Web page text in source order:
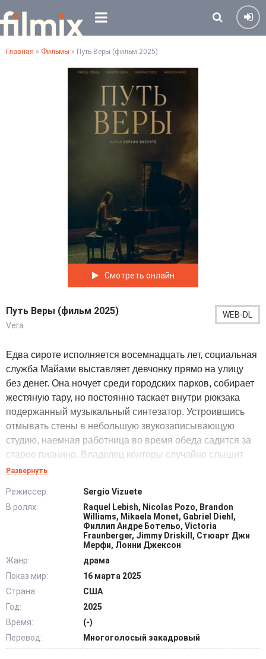
Главная » Фильмы » Путь Веры (фильм 2025)
Смотреть онлайн
Путь Веры (фильм 2025)
Vera
WEB-DL
Едва сироте исполняется восемнадцать лет, социальная
служба Майами выставляет девчонку прямо на улицу
без денег. Она ночует среди городских парков, собирает
жестяную тару, но постоянно таскает внутри рюкзака
подержанный музыкальный синтезатор. Устроившись
отмывать стены в небольшую звукозаписывающую
студию, наемная работница во время обеда садится за
старое пианино. Владелец конторы случайно слышит
джазовые импровизации, предлагая беглянке подменить
пластинки. Новенькая репетирует сутками, отлично
справляясь с задачей, однако продюсер начинает нагло
присваивать чужие мелодии, отдавая права богатой
студентке. После крупного скандала пианистка бросает
мотелям с приятелем из детдома. Знакомый парень
подыскивает пустующий товарный склад, где
компаньоны делят скромную пищу, используя коробки
как перкуссию. Сейчас товарищи выгружают туда старые
вещи. @Filmix.fan
Развернуть
Режиссер:
Sergio Vizuete
В ролях:
Raquel Lebish, Nicolas Pozo, Brandon
Williams, Mikaela Monet, Gabriel Diehl,
Филлип Андре Ботельо, Victoria
Fraunberger, Jimmy Driskill, Стюарт Джи
Мерфи, Лонни Джексон
Жанр:
драма
Показ мир:
16 марта 2025
Страна:
США
Год:
2025
Время:
(-)
Перевод:
Многоголосый закадровый